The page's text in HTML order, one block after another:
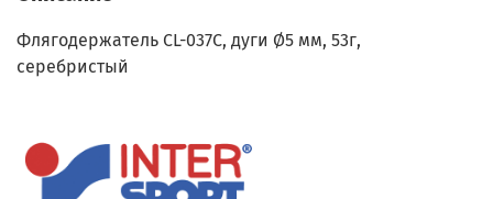
Флягодержатель CL-037C, дуги Ø5 мм, 53г,
серебристый